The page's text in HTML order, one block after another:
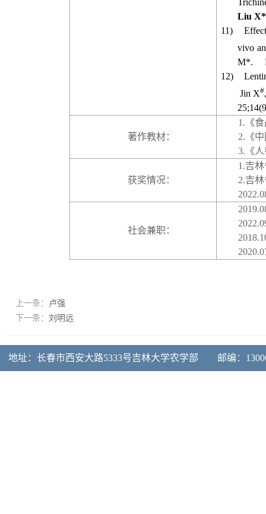
Liu
11)
vivo
M*.
12)
Jin X#
著作教材：
1. 《
2. 《
3. 《
获奖情况：
1.吉
2.吉
社会兼职：
上一条：
卢强
下一条： 刘明远
地址：长春市西安大路5333号吉林大学农学部 邮编：